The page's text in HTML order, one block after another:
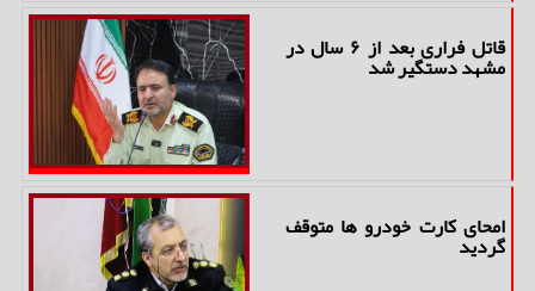
قاتل فراری بعد از ۶ سال در
مشهد دستگیر شد
امحای کارت خودرو ها متوقف
گردید